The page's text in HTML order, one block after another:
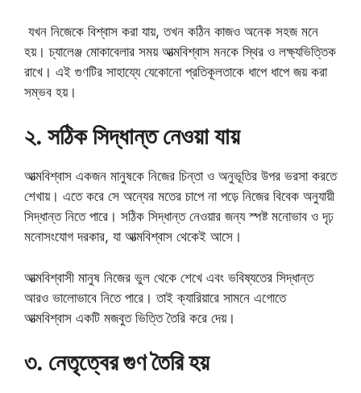
যখন নিজেকে বিশ্বাস করা যায়, তখন কঠিন কাজও অনেক সহজ মনে
হয়। চ্যালেঞ্জ মোকাবেলার সময় আত্মবিশ্বাস মনকে স্থির ও লক্ষ্যভিত্তিক
রাখে। এই গুণটির সাহায্যে যেকোনো প্রতিকূলতাকে ধাপে ধাপে জয় করা
সম্ভব হয়।
২. সঠিক সিদ্ধান্ত নেওয়া যায়
আত্মবিশ্বাস একজন মানুষকে নিজের চিন্তা ও অনুভূতির উপর ভরসা করতে
শেখায়। এতে করে সে অন্যের মতের চাপে না পড়ে নিজের বিবেক অনুযায়ী
সিদ্ধান্ত নিতে পারে। সঠিক সিদ্ধান্ত নেওয়ার জন্য স্পষ্ট মনোভাব ও দৃঢ়
মনোসংযোগ দরকার, যা আত্মবিশ্বাস থেকেই আসে।
আত্মবিশ্বাসী মানুষ নিজের ভুল থেকে শেখে এবং ভবিষ্যতের সিদ্ধান্ত
আরও ভালোভাবে নিতে পারে। তাই ক্যারিয়ারে সামনে এগোতে
আত্মবিশ্বাস একটি মজবুত ভিত্তি তৈরি করে দেয়।
৩. নেতৃত্বের গুণ তৈরি হয়